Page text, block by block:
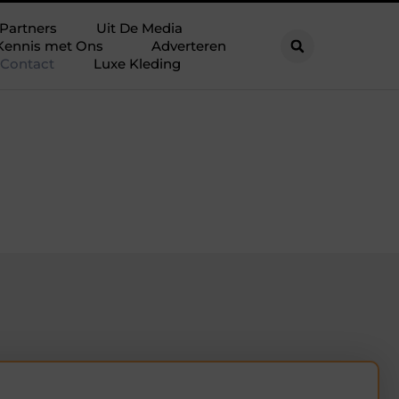
Uit De Media
met Ons
Adverteren
Contact
Luxe Kleding